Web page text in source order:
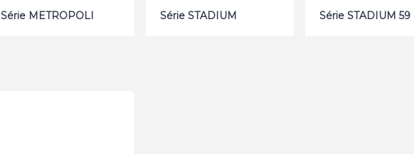
Série METROPOLI Série STADIUM Série STADIUM 59